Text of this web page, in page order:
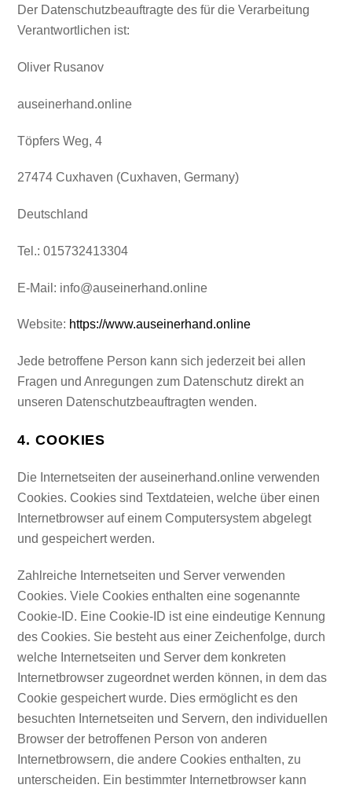
Der Datenschutzbeauftragte des für die Verarbeitung
Verantwortlichen ist:
Oliver Rusanov
auseinerhand.online
Töpfers Weg, 4
27474 Cuxhaven (Cuxhaven, Germany)
Deutschland
Tel.: 015732413304
E-Mail: info@auseinerhand.online
Website: https://www.auseinerhand.online
Jede betroffene Person kann sich jederzeit bei allen
Fragen und Anregungen zum Datenschutz direkt an
unseren Datenschutzbeauftragten wenden.
4. COOKIES
Die Internetseiten der auseinerhand.online verwenden
Cookies. Cookies sind Textdateien, welche über einen
Internetbrowser auf einem Computersystem abgelegt
und gespeichert werden.
Zahlreiche Internetseiten und Server verwenden
Cookies. Viele Cookies enthalten eine sogenannte
Cookie-ID. Eine Cookie-ID ist eine eindeutige Kennung
des Cookies. Sie besteht aus einer Zeichenfolge, durch
welche Internetseiten und Server dem konkreten
Internetbrowser zugeordnet werden können, in dem das
Cookie gespeichert wurde. Dies ermöglicht es den
besuchten Internetseiten und Servern, den individuellen
Browser der betroffenen Person von anderen
Internetbrowsern, die andere Cookies enthalten, zu
unterscheiden. Ein bestimmter Internetbrowser kann